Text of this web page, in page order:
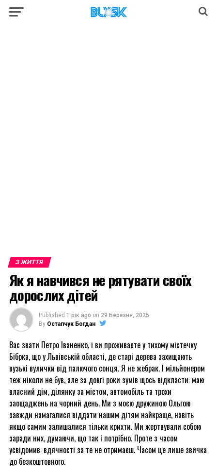
З ЖИТТЯ
Як я навчився не рятувати своїх
дорослих дітей
Published 1 рік ago on 29 Березня, 2025
By Остапчук Богдан
Вас звати Петро Іваненко, і ви проживаєте у тихому містечку
Бібрка, що у Львівській області, де старі дерева захищають
вузькі вулички від палючого сонця. Я не жебрак. І мільйонером
теж ніколи не був, але за довгі роки зумів щось відкласти: маю
власний дім, ділянку за містом, автомобіль та трохи
заощаджень на чорний день. Ми з моєю дружиною Ольгою
завжди намагалися віддати нашим дітям найкраще, навіть
якщо самим залишалися тільки крихти. Ми жертвували собою
заради них, думаючи, що так і потрібно. Проте з часом
усвідомив: вдячності за те не отримаєш. Часом це лише звичка
до безкоштовного.